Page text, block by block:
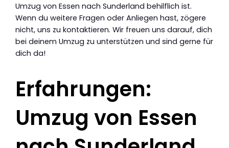
Umzug von Essen nach Sunderland behilflich ist.
Wenn du weitere Fragen oder Anliegen hast, zögere
nicht, uns zu kontaktieren. Wir freuen uns darauf, dich
bei deinem Umzug zu unterstützen und sind gerne für
dich da!
Erfahrungen:
Umzug von Essen